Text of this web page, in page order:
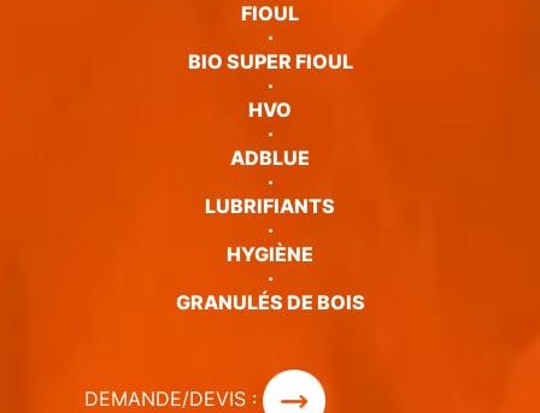
FIOUL
·
BIO SUPER FIOUL
·
HVO
·
ADBLUE
·
LUBRIFIANTS
·
HYGIÈNE
·
GRANULÉS DE BOIS
DEMANDE/DEVIS :